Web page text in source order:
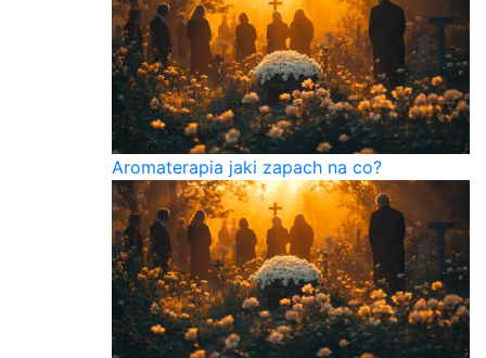
Aromaterapia jaki zapach na co?